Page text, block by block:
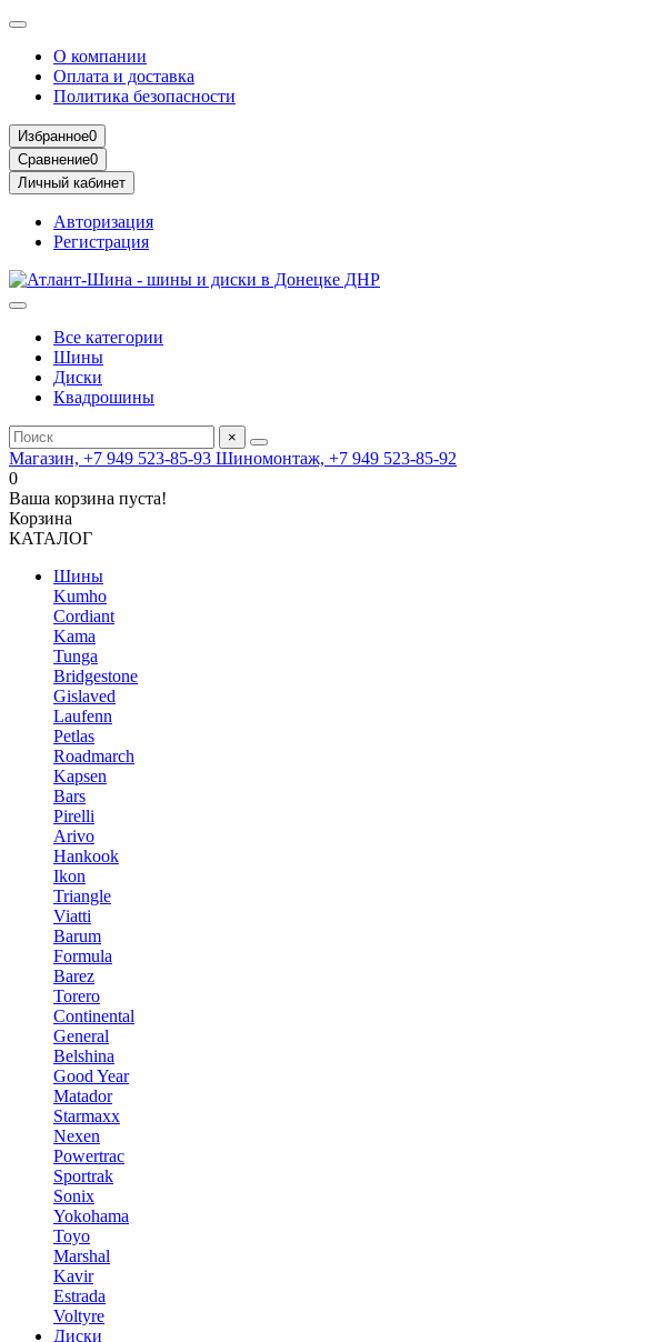
О компании
Оплата и доставка
Политика безопасности
Избранное0
Сравнение0
Личный кабинет
Авторизация
Регистрация
Все категории
Шины
Диски
Квадрошины
×
Магазин, +7 949 523-85-93 Шиномонтаж, +7 949 523-85-92
0
Ваша корзина пуста!
Корзина
КАТАЛОГ
Шины
Kumho
Cordiant
Kama
Tunga
Bridgestone
Gislaved
Laufenn
Petlas
Roadmarch
Kapsen
Bars
Pirelli
Arivo
Hankook
Ikon
Triangle
Viatti
Barum
Formula
Barez
Torero
Continental
General
Belshina
Good Year
Matador
Starmaxx
Nexen
Powertrac
Sportrak
Sonix
Yokohama
Toyo
Marshal
Kavir
Estrada
Voltyre
Диски